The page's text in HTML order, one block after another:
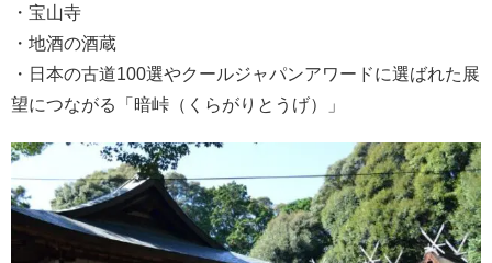
・宝山寺
・地酒の酒蔵
・日本の古道100選やクールジャパンアワードに選ばれた展
望につながる「暗峠（くらがりとうげ）」